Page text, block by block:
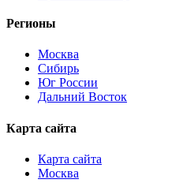
Регионы
Москва
Сибирь
Юг России
Дальний Восток
Карта сайта
Карта сайта
Москва